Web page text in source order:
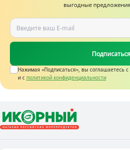
выгодные
Подписаться
Нажимая «Подписаться», вы соглашаетесь c
и с политикой конфиденциальности